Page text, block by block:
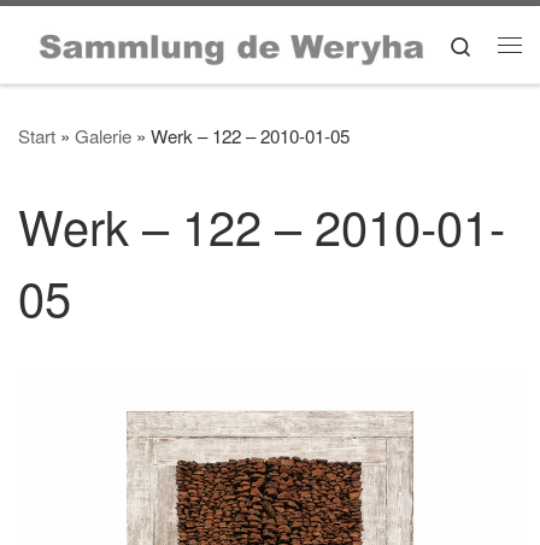
Zum Inhalt springen Search
Start » Galerie » Werk – 122 – 2010-01-05
Werk – 122 – 2010-01-
05